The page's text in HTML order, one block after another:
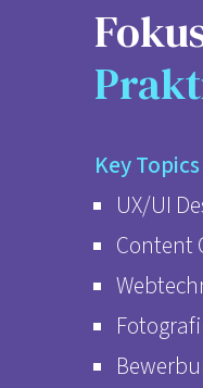
Key Topics
UX/UI
Content